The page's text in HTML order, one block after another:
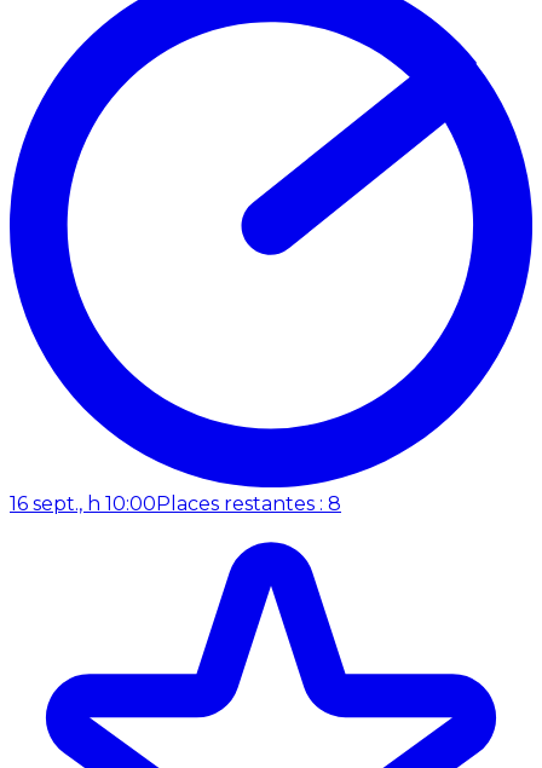
16 sept., h 10:00Places restantes : 8